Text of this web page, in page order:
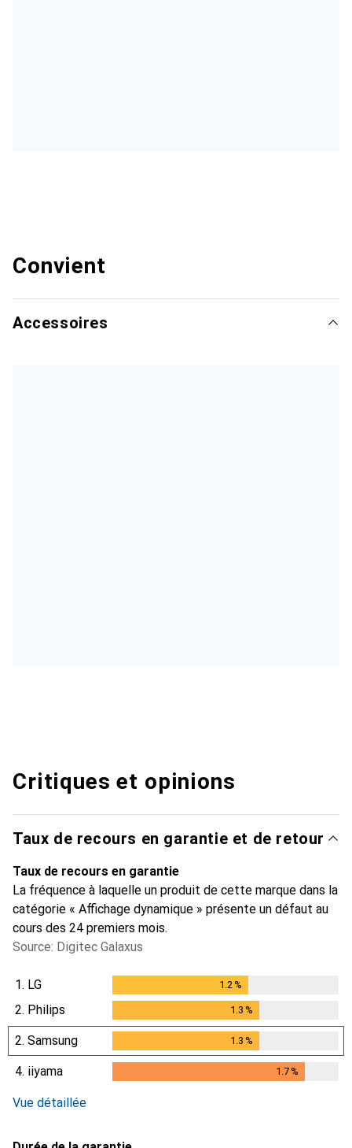
Convient
Accessoires
Critiques et opinions
Taux de recours en garantie et de retour
Taux de recours en garantie
La fréquence à laquelle un produit de cette marque dans la
catégorie « Affichage dynamique » présente un défaut au
cours des 24 premiers mois.
Source: Digitec Galaxus
1. LG 1.2 %
2. Philips 1.3 %
2. Samsung 1.3 %
4. iiyama 1.7%
Vue détaillée